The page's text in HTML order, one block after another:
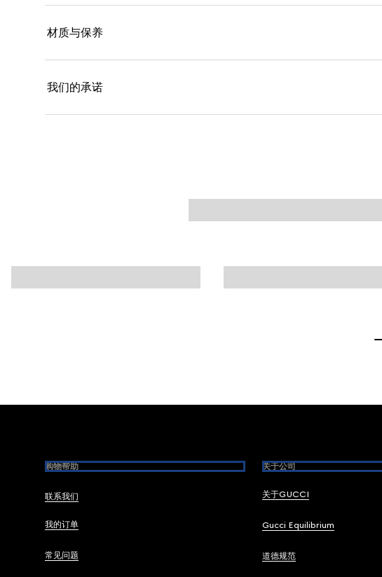
材质与保养
我们的承诺
购物帮助
联系我们
我的订单
常见问题
关于公司
关于GUCCI
Gucci Equilibrium
道德规范